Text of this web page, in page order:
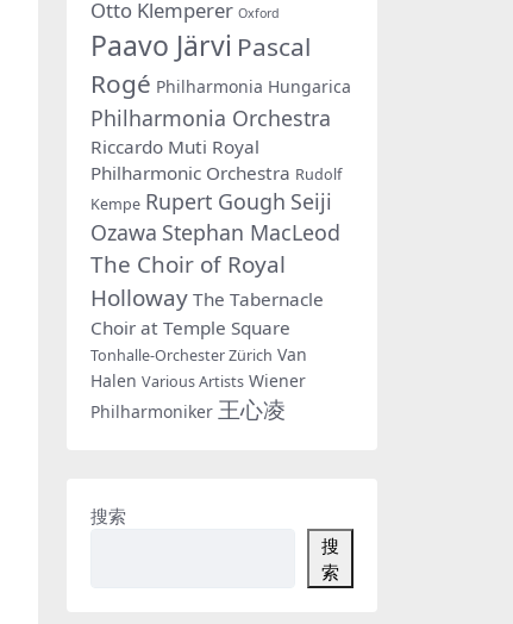
Otto Klemperer Oxford
Paavo Järvi Pascal
Rogé Philharmonia Hungarica
Philharmonia Orchestra
Riccardo Muti Royal
Philharmonic Orchestra Rudolf
Kempe Rupert Gough Seiji
Ozawa Stephan MacLeod
The Choir of Royal
Holloway The Tabernacle
Choir at Temple Square
Tonhalle-Orchester Zürich Van
Halen Various Artists Wiener
Philharmoniker 王心凌
搜索
搜
索